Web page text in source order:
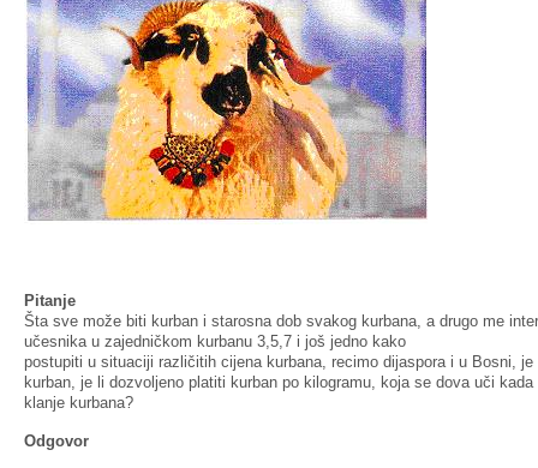
Pitanje
Šta sve može biti kurban i starosna dob svakog kurbana, a drugo me
učesnika u zajedničkom kurbanu 3,5,7 i još jedno kako
postupiti u situaciji različitih cijena kurbana, recimo dijaspora i u Bosni,
kurban, je li dozvoljeno platiti kurban po kilogramu, koja se dova uči
klanje kurbana?
Odgovor